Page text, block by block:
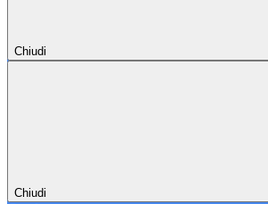
Chiudi
Chiudi